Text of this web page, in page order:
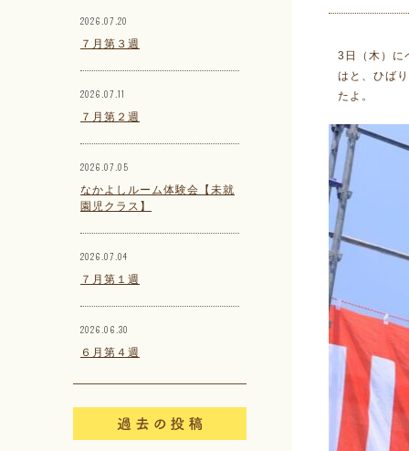
2026.07.20
７月第３週
2026.07.11
７月第２週
2026.07.05
なかよしルーム体験会【未就
園児クラス】
2026.07.04
７月第１週
2026.06.30
６月第４週
3日（木）に
はと、ひば
たよ。